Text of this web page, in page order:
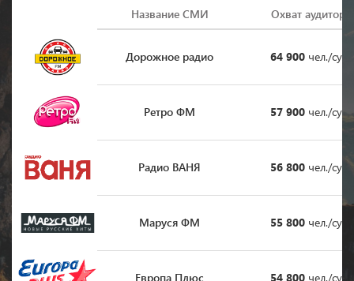
Название СМИ Охват
Дорожное радио 64 900 чел./
Ретро ФМ 57 900 чел./
Радио ВАНЯ 56 800 чел./
Маруся ФМ 55 800 чел./
Европа Плюс 54 800 чел./